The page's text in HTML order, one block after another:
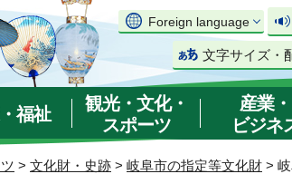
Foreign language
文字サイズ・
福祉
観光・文化・
スポーツ
産業・
ビジネ
> 文化財・史跡 > 岐阜市の指定等文化財 >